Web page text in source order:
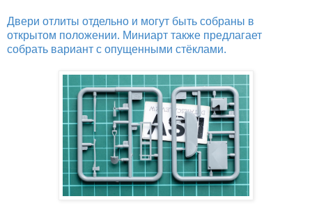
Двери отлиты отдельно и могут быть собраны в
открытом положении. Миниарт также предлагает
собрать вариант с опущенными стёклами.